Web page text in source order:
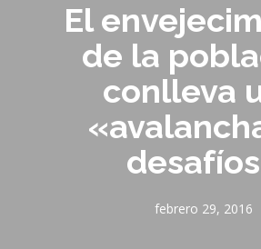
El
de la
conlleva
febrero 29, 2016